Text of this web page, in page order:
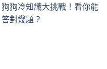
狗狗冷知識大挑戰！看你能
答對幾題？